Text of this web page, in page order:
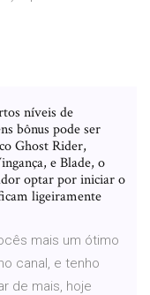
níveis de
bônus pode ser
Ghost Rider,
e Blade, o
optar por iniciar o
ligeiramente
mais um ótimo
canal, e tenho
de mais, hoje